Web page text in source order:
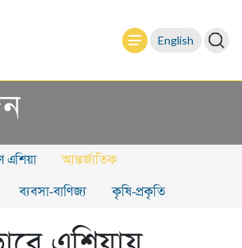
English
এশিয়া আন্তর্জাতিক
ব্যবসা-বাণিজ্য কৃষি-প্রকৃতি